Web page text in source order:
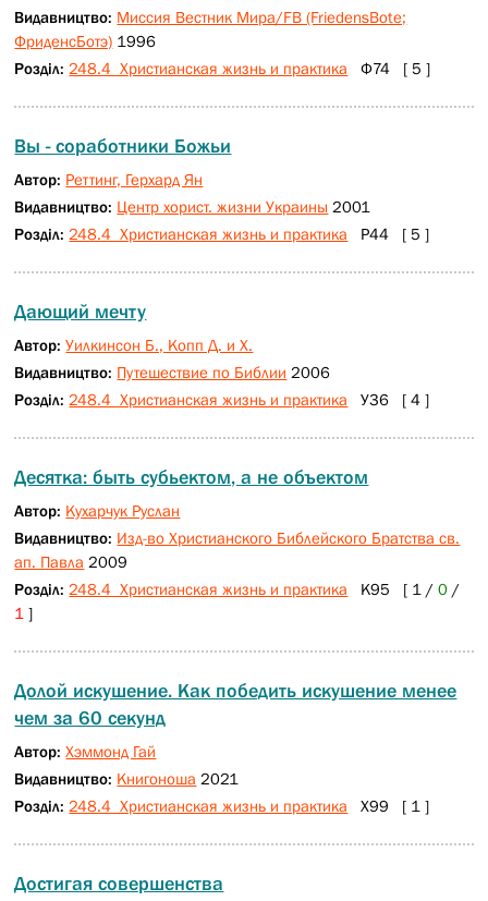
Видавництво: Миссия Вестник Мира/FB (FriedensBote;
ФриденсБотэ) 1996
Розділ: 248.4 Христианская жизнь и практика Ф74 [ 5 ]
Вы - соработники Божьи
Автор: Реттинг, Герхард Ян
Видавництво: Центр хорист. жизни Украины 2001
Розділ: 248.4 Христианская жизнь и практика Р44 [ 5 ]
Дающий мечту
Автор:Уилкинсон Б., Копп Д. и Х.
Видавництво: Путешествие по Библии 2006
Розділ: 248.4 Христианская жизнь и практика У36 [ 4 ]
Десятка: быть субьектом, а не объектом
Автор: Кухарчук Руслан
Видавництво: Изд-во Христианского Библейского Братства св.
ап. Павла 2009
Розділ: 248.4 Христианская жизнь и практика К95 [ 1 /0 /
1]
Долой искушение. Как победить искушение менее
чем за 60 секунд
Автор:Хэммонд Гай
Видавництво: Книгоноша 2021
Розділ: 248.4 Христианская жизнь и практика Х99 [ 1 ]
Достигая совершенства